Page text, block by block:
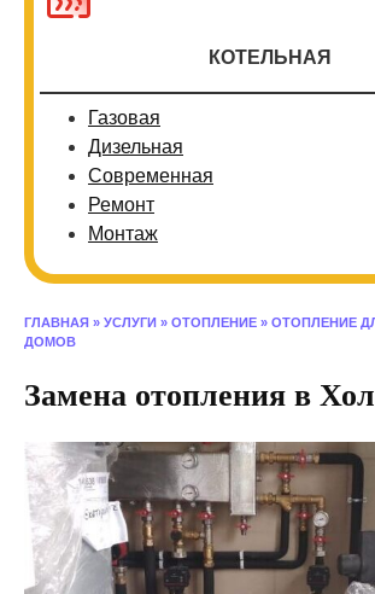
КОТЕЛЬНАЯ
Газовая
Дизельная
Современная
Ремонт
Монтаж
ГЛАВНАЯ » УСЛУГИ » ОТОПЛЕНИЕ » ОТОПЛЕНИЕ
ДОМОВ
Замена отопления в